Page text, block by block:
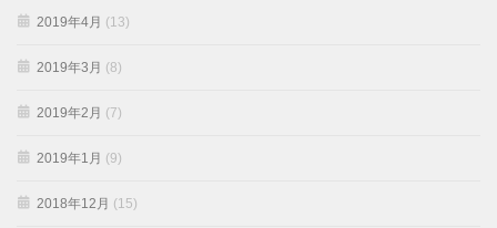
2019年4月 (13)
2019年3月 (8)
2019年2月 (7)
2019年1月 (9)
2018年12月 (15)